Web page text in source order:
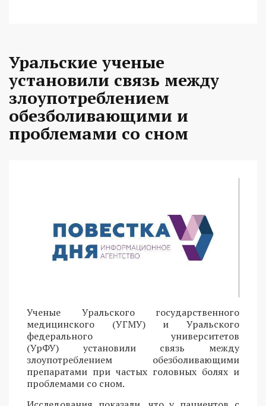
Уральские ученые
установили связь между
злоупотреблением
обезболивающими и
проблемами со сном
Ученые Уральского государственного
медицинского (УГМУ) и Уральского
федерального университетов
(УрФУ) установили связь между
злоупотреблением обезболивающими
препаратами при частых головных болях и
проблемами со сном.